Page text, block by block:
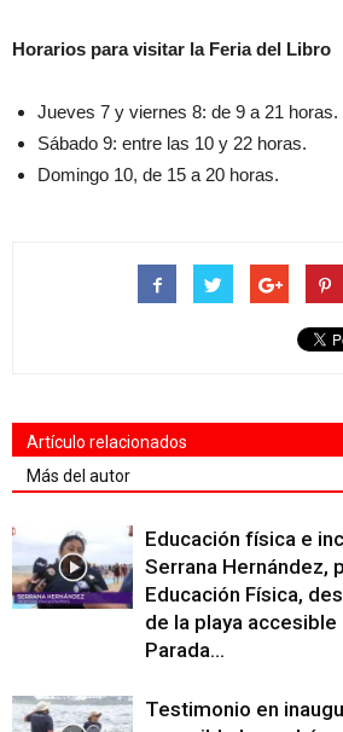
Horarios para visitar la Feria del Libro
Jueves 7 y viernes 8: de 9 a 21 horas.
Sábado 9: entre las 10 y 22 horas.
Domingo 10, de 15 a 20 horas.
Artículo relacionados
Más del autor
Educación física e
Serrana Hernández,
Educación Física,
de la playa accesible
Parada...
Testimonio en